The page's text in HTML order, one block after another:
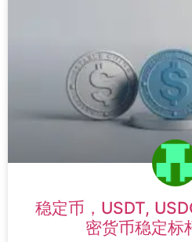
稳定币，USDT,
密货币稳定标